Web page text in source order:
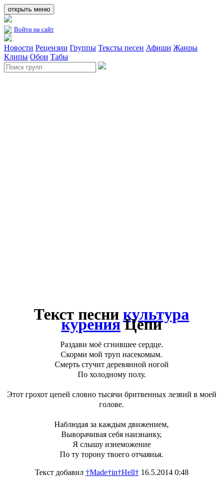
открыть меню
Войти на сайт
Новости Рецензии Группы Тексты песен Афиши Жанры
Клипы Обои Табы
Текст песни культура
куренияЦепи
Раздави моё сгнившее сердце.
Скорми мой труп насекомым.
Смерть стучит деревянной ногой
По холодному полу.
Этот грохот цепей словно тысячи бритвенных лезвий в моей
голове.
Наблюдая за каждым движением,
Выворачивая себя наизнанку,
Я слышу изнеможение
По ту торону твоего отчаянья.
Текст добавил †Made†in†Hell†16.5.2014 0:48